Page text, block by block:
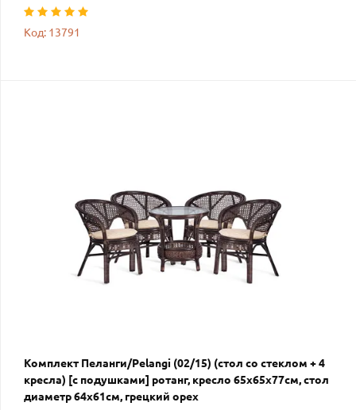
Код: 13791
Комплект Пеланги/Pelangi (02/15) (стол со стеклом + 4
кресла) [с подушками] ротанг, кресло 65х65х77см, стол
диаметр 64х61см, грецкий орех